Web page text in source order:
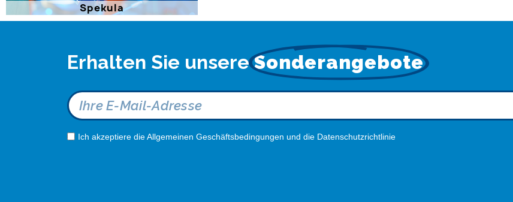
Spekula
Erhalten Sie unsereSonderangebote
Ich akzeptiere die Allgemeinen Geschäftsbedingungen und die Datenschutzrichtlinie